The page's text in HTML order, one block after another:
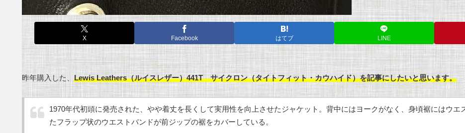
X Facebook はてブ LINE
昨年購入した、 Lewis Leathers（ルイスレザー）441T サイクロン（タイトフィット・カウハイド）を記事にしたいと思います。
1970年代初頭に発売された、やや着丈を長くして実用性を向上させたジャケット。背中にはヨークがなく、身頃裾にはウ
たフラップ状のウエストバンドが前ジップの裾をカバーしている。